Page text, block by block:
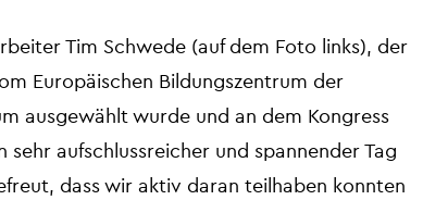
Tim Schwede (auf dem Foto links), der
Europäischen Bildungszentrum der
ausgewählt wurde und an dem Kongress
aufschlussreicher und spannender Tag
dass wir aktiv daran teilhaben konnten